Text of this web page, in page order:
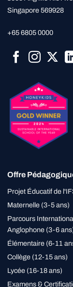
Singapore 569928
+65 6805 0000
Offre
Projet Éducatif de
Maternelle (3-5 ans)
Parcours
Anglophone (3-6
Élémentaire (6-11
Collège (12-15 ans)
Lycée (16-18 ans)
Examens &